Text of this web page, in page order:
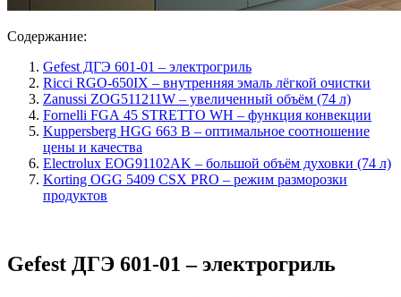
Содержание:
Gefest ДГЭ 601-01 – электрогриль
Ricci RGO-650IX – внутренняя эмаль лёгкой очистки
Zanussi ZOG511211W – увеличенный объём (74 л)
Fornelli FGА 45 STRETTO WH – функция конвекции
Kuppersberg HGG 663 B – оптимальное соотношение
цены и качества
Electrolux EOG91102AK – большой объём духовки (74 л)
Korting OGG 5409 CSX PRO – режим разморозки
продуктов
Gefest ДГЭ 601-01 – электрогриль